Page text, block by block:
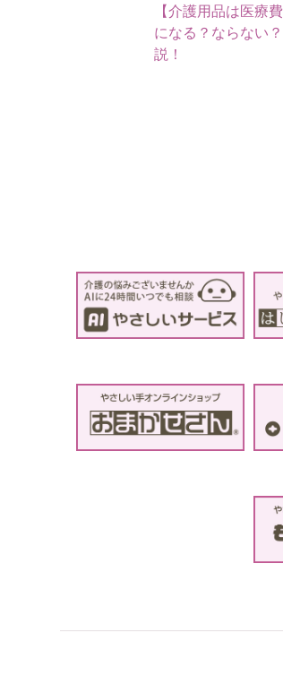
【介護用品は医療
になる？ならない
説！